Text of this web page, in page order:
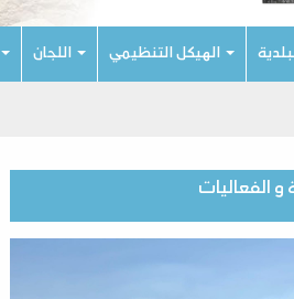
الهيكل التنظيمي اللجان
و الفعاليات